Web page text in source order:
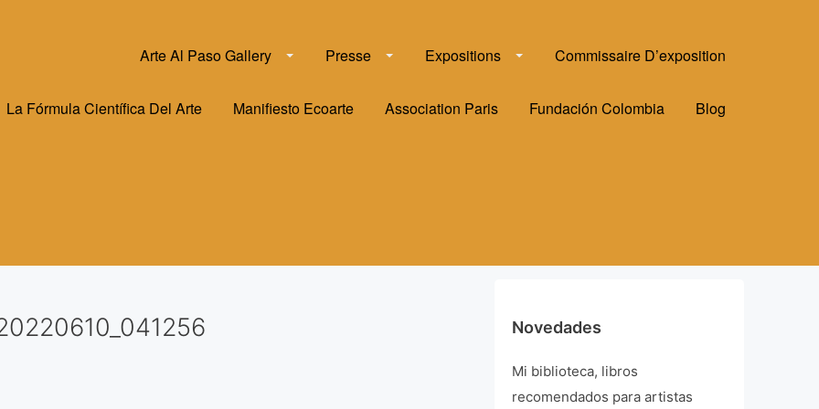
Arte Al Paso Gallery Presse Expositions Commissaire D’exposition
La Fórmula Científica Del Arte Manifiesto Ecoarte Association Paris Fundación Colombia Blog
Novedades
Mi biblioteca, libros
recomendados para artistas